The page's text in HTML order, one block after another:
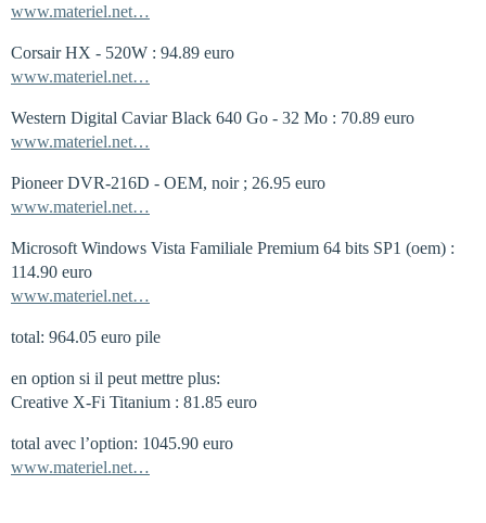
www.materiel.net…
Corsair HX - 520W : 94.89 euro
www.materiel.net…
Western Digital Caviar Black 640 Go - 32 Mo : 70.89 euro
www.materiel.net…
Pioneer DVR-216D - OEM, noir ; 26.95 euro
www.materiel.net…
Microsoft Windows Vista Familiale Premium 64 bits SP1 (oem) :
114.90 euro
www.materiel.net…
total: 964.05 euro pile
en option si il peut mettre plus:
Creative X-Fi Titanium : 81.85 euro
total avec l’option: 1045.90 euro
www.materiel.net…